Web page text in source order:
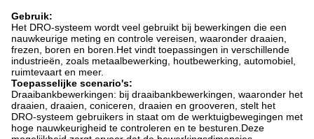
Gebruik:
Het DRO-systeem wordt veel gebruikt bij bewerkingen die een
nauwkeurige meting en controle vereisen, waaronder draaien,
frezen, boren en boren.Het vindt toepassingen in verschillende
industrieën, zoals metaalbewerking, houtbewerking, automobiel,
ruimtevaart en meer.
Toepasselijke scenario's:
Draaibankbewerkingen: bij draaibankbewerkingen, waaronder het
draaien, draaien, coniceren, draaien en grooveren, stelt het
DRO-systeem gebruikers in staat om de werktuigbewegingen met
hoge nauwkeurigheid te controleren en te besturen.Deze